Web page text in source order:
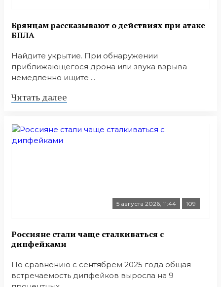
Брянцам рассказывают о действиях при атаке
БПЛА
Найдите укрытие. При обнаружении
приближающегося дрона или звука взрыва
немедленно ищите ...
Читать далее
5 августа 2026, 11:44 109
Россияне стали чаще сталкиваться с
дипфейками
По сравнению с сентябрем 2025 года общая
встречаемость дипфейков выросла на 9